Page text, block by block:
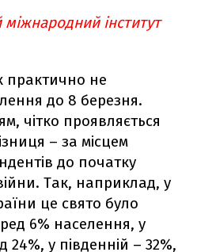
інститут
практично не
до 8 березня.
чітко проявляється
– за місцем
до початку
Так, наприклад, у
це свято було
6% населення, у
24%, у південній – 32%,